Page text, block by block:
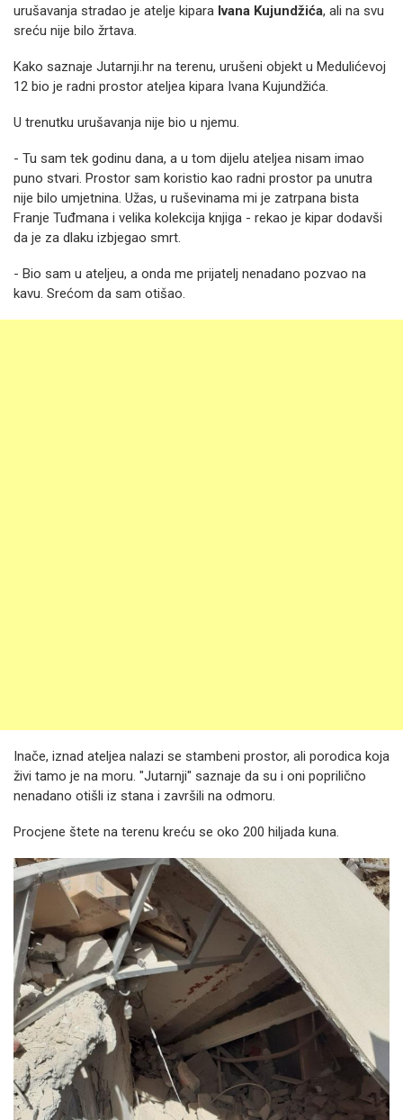
urušavanja stradao je atelje kipara Ivana Kujundžića, ali na svu
sreću nije bilo žrtava.
Kako saznaje Jutarnji.hr na terenu, urušeni objekt u Medulićevoj
12 bio je radni prostor ateljea kipara Ivana Kujundžića.
U trenutku urušavanja nije bio u njemu.
- Tu sam tek godinu dana, a u tom dijelu ateljea nisam imao
puno stvari. Prostor sam koristio kao radni prostor pa unutra
nije bilo umjetnina. Užas, u ruševinama mi je zatrpana bista
Franje Tuđmana i velika kolekcija knjiga - rekao je kipar dodavši
da je za dlaku izbjegao smrt.
- Bio sam u ateljeu, a onda me prijatelj nenadano pozvao na
kavu. Srećom da sam otišao.
Inače, iznad ateljea nalazi se stambeni prostor, ali porodica koja
živi tamo je na moru. "Jutarnji" saznaje da su i oni poprilično
nenadano otišli iz stana i završili na odmoru.
Procjene štete na terenu kreću se oko 200 hiljada kuna.